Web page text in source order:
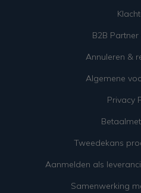
B2B
Annuleren &
Algemene
Privacy
Tweedekans
Aanmelden als
Samenwerking